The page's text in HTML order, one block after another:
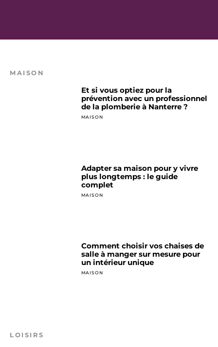
MAISON
Et si vous optiez pour la
prévention avec un professionnel
de la plomberie à Nanterre ?
MAISON
Adapter sa maison pour y vivre
plus longtemps : le guide
complet
MAISON
Comment choisir vos chaises de
salle à manger sur mesure pour
un intérieur unique
MAISON
LOISIRS